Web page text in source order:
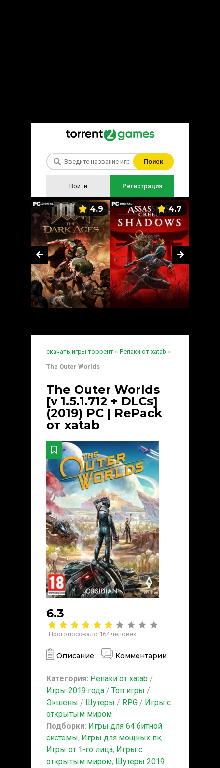
Поиск
Войти Регистрация
4.9 4.7
скачать игры торрент » Репаки от xatab »
The Outer Worlds
The Outer Worlds
[v 1.5.1.712 + DLCs]
(2019) PC | RePack
от xatab
6.3
Проголосовало 164человек
Описание Комментарии
Категория: Репаки от xatab /
Игры 2019 года / Топ игры /
Экшены / Шутеры / RPG / Игры с
открытым миром
Подборки: Игры для 64 битной
системы, Игры для мощных пк,
Игры от 1-го лица, Игры с
открытым миром, Шутеры 2019,